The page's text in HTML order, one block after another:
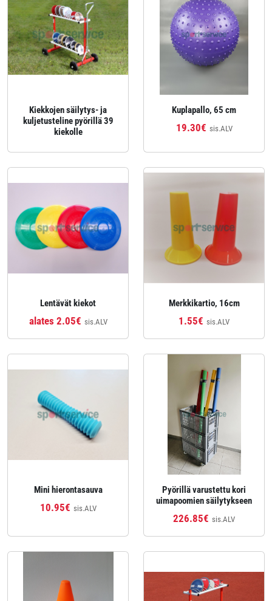
Kiekkojen säilytys- ja
kuljetusteline pyörillä 39
kiekolle
Kuplapallo, 65 cm
19.30€ sis.ALV
Lentävät kiekot
alates 2.05€ sis.ALV
Merkkikartio, 16cm
1.55€ sis.ALV
Mini hierontasauva
10.95€ sis.ALV
Pyörillä varustettu kori
uimapoomien säilytykseen
226.85€ sis.ALV